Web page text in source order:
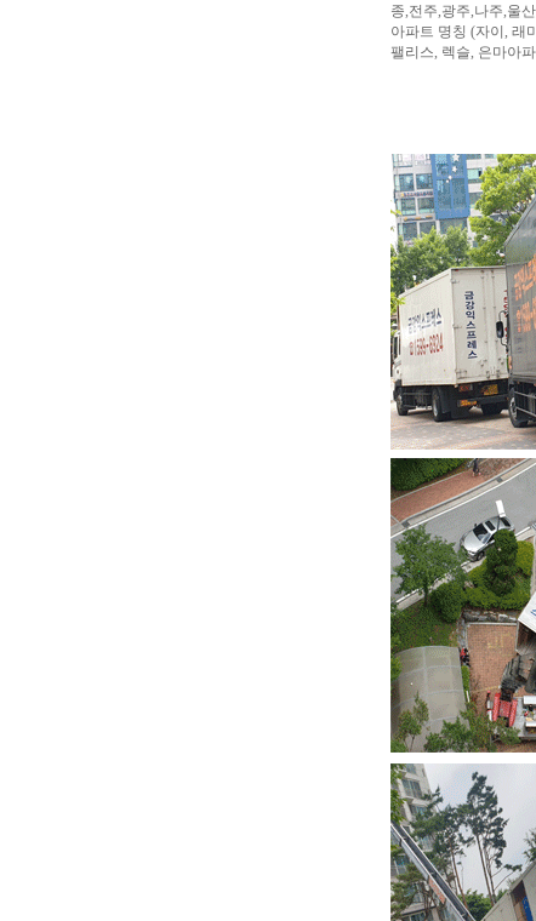
종,전주,광주,나주,울
아파트 명칭 (자이, 래
팰리스, 렉슬, 은마아